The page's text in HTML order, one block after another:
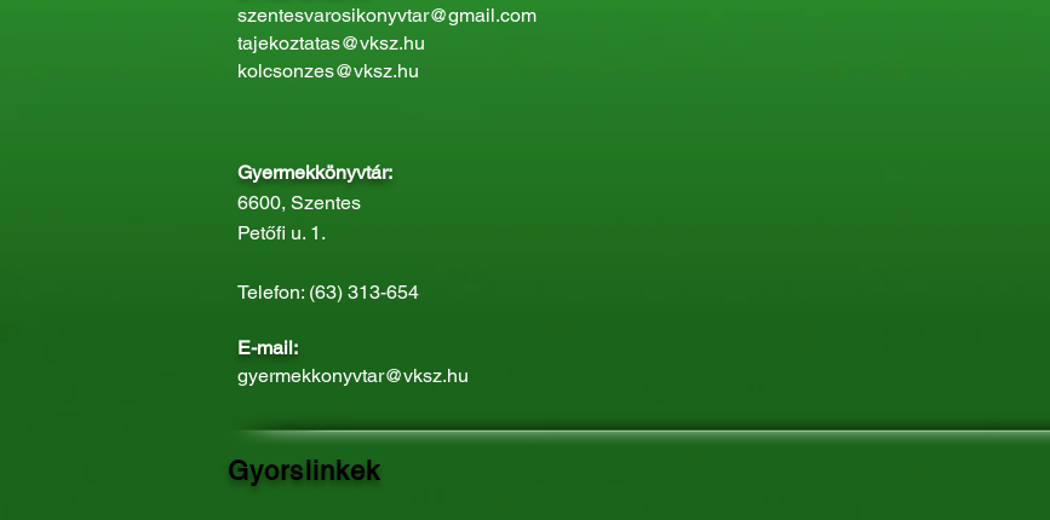
szentesvarosikonyvtar@gmail.com
tajekoztatas@vksz.hu
kolcsonzes@vksz.hu
Gyermekkönyvtár:
6600, Szentes
Petőfi u. 1.
Telefon: (63) 313-654
E-mail:
gyermekkonyvtar@vksz.hu
Gyorslinkek